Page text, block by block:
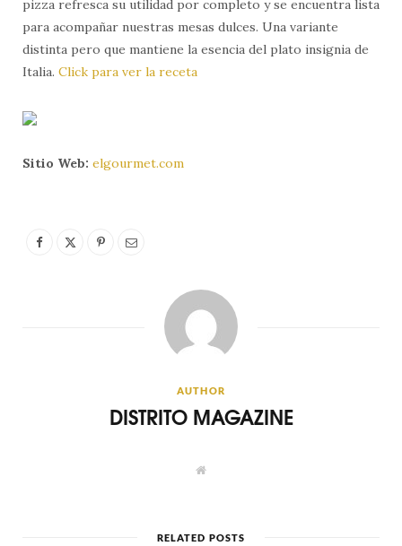
pizza refresca su utilidad por completo y se encuentra lista
para acompañar nuestras mesas dulces. Una variante
distinta pero que mantiene la esencia del plato insignia de
Italia. Click para ver la receta
Sitio Web: elgourmet.com
AUTHOR
DISTRITO MAGAZINE
W
e
RELATED POSTS